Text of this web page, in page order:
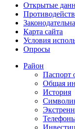
Открытые
Карта сайта
Условия
Опросы
Район
Паспорт
Общая
История